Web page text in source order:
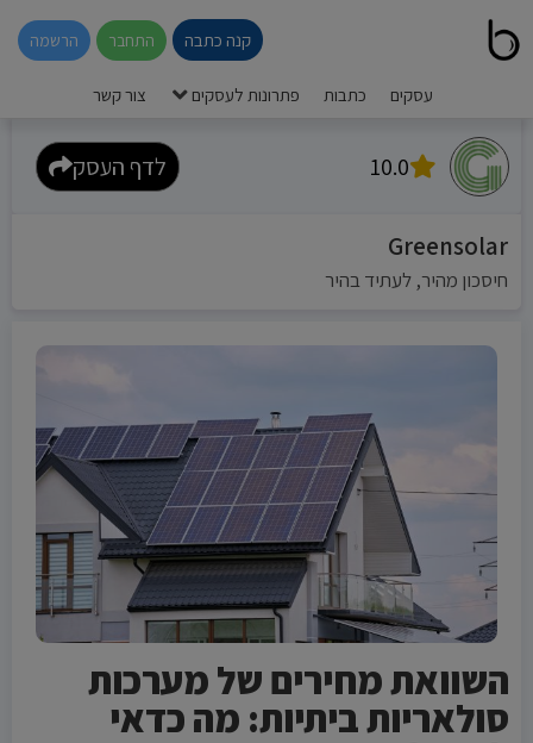
קנה כתבה התחבר הרשמה
עסקים כתבות פתרונות לעסקים צור קשר
10.0 לדף העסק
Greensolar
חיסכון מהיר, לעתיד בהיר
השוואת מחירים של מערכות
סולאריות ביתיות: מה כדאי